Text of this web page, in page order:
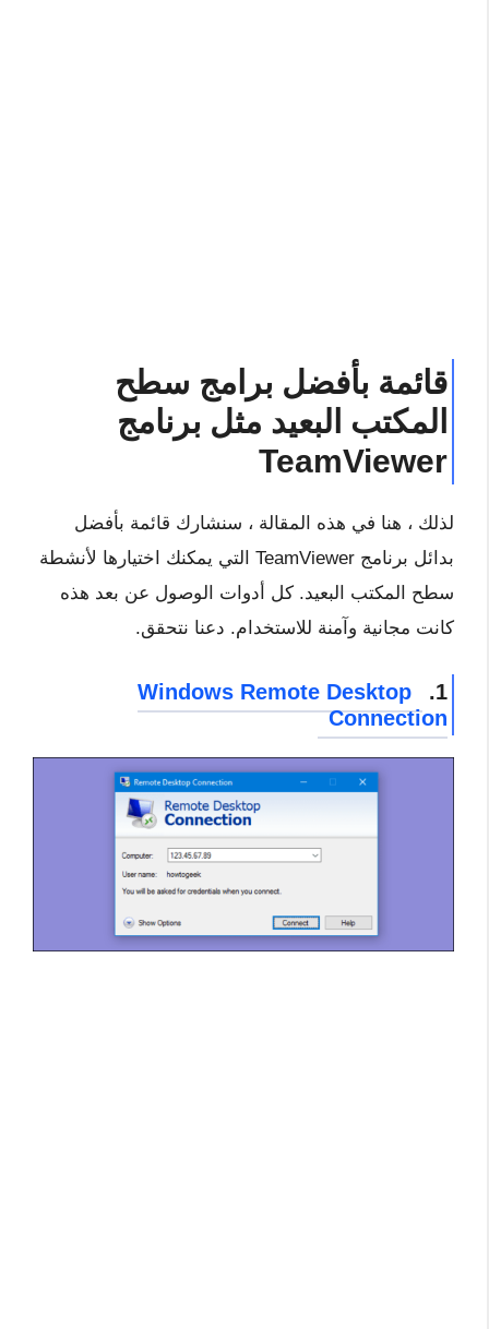
قائمة بأفضل برامج سطح
المكتب البعيد مثل برنامج
TeamViewer
لذلك ، هنا في هذه المقالة ، سنشارك قائمة بأفضل
بدائل برنامج TeamViewer التي يمكنك اختيارها لأنشطة
سطح المكتب البعيد. كل أدوات الوصول عن بعد هذه
كانت مجانية وآمنة للاستخدام. دعنا نتحقق.
1.
Windows Remote Desktop
Connection